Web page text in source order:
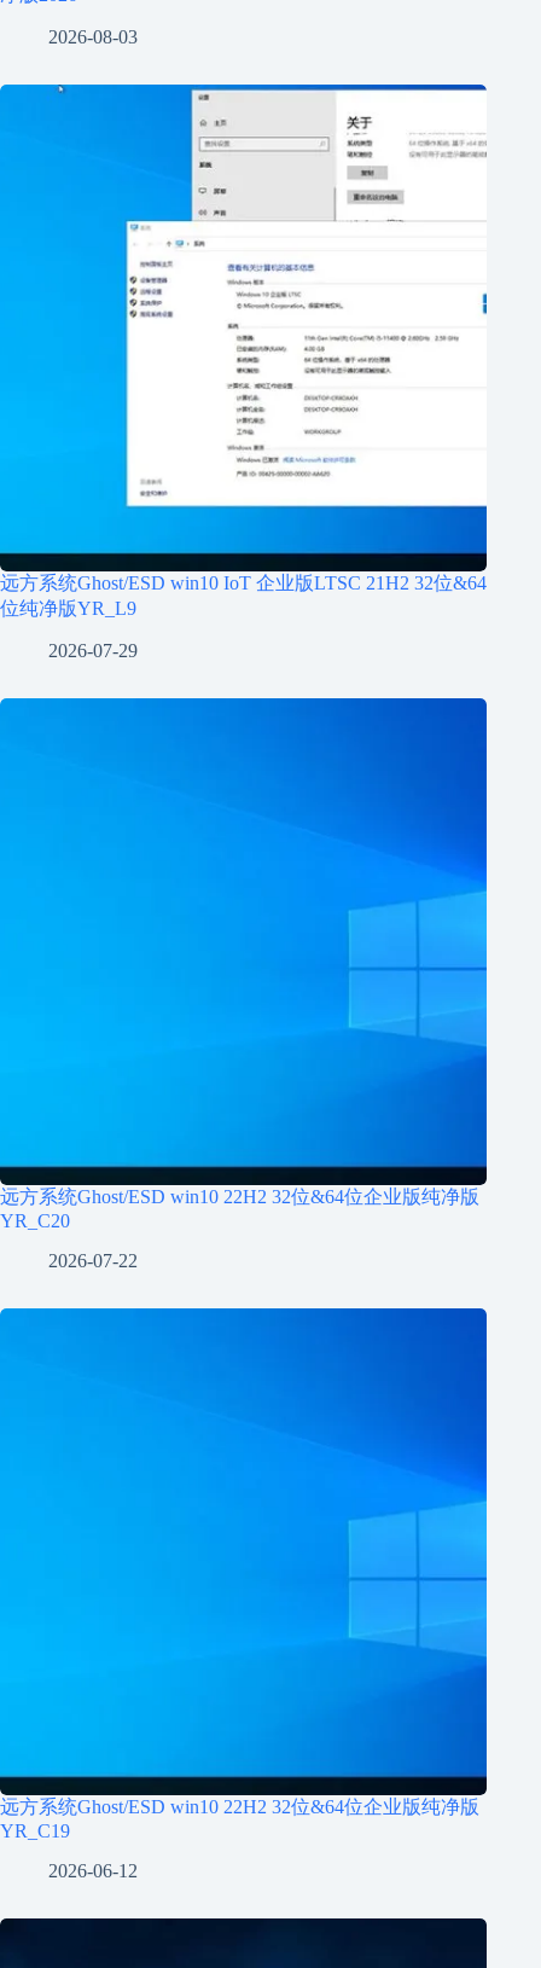
2026-08-03
远方系统Ghost/ESD win10 IoT 企业版LTSC 21H2 32位&64
位纯净版YR_L9
2026-07-29
远方系统Ghost/ESD win10 22H2 32位&64位企业版纯净版
YR_C20
2026-07-22
远方系统Ghost/ESD win10 22H2 32位&64位企业版纯净版
YR_C19
2026-06-12